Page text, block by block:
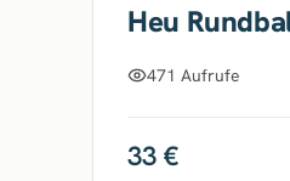
Heu
471 Aufrufe
33 €